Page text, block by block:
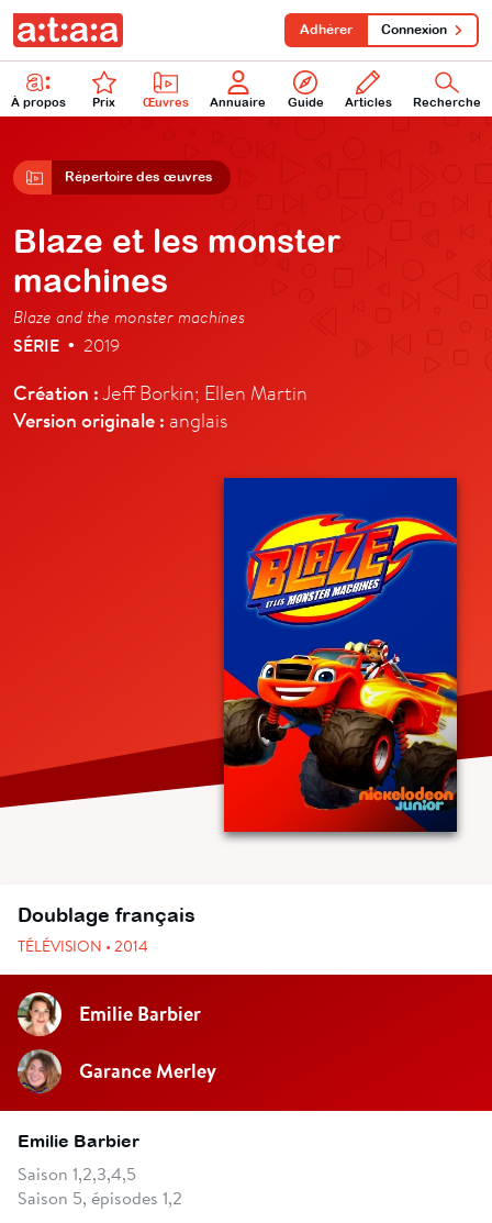
À propos Prix Œuvres Annuaire Guide Articles Recherche
Adhérer Connexion
Répertoire des œuvres
Blaze et les monster
machines
Blaze and the monster machines
SÉRIE • 2019
Création :Jeff Borkin; Ellen Martin
Version originale : anglais
Doublage français
TÉLÉVISION • 2014
Emilie Barbier
Garance Merley
Emilie Barbier
Saison 1,2,3,4,5
Saison 5, épisodes 1,2